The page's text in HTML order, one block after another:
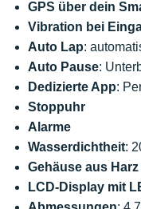
GPS über dein
Vibration bei
Auto Lap:
Auto Pause:
Dedizierte App:
Stoppuhr
Alarme
Wasserdichtheit:
Gehäuse aus
LCD-Display mit